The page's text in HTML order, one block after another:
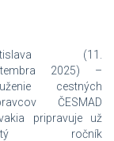
(11.
2025) –
cestných
ČESMAD
pripravuje už
ročník